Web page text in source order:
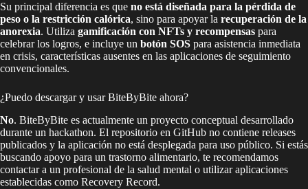
Su principal diferencia es que no está diseñada para la pérdida de
peso o la restricción calórica, sino para apoyar la recuperación de la
anorexia. Utiliza gamificación con NFTs y recompensas para
celebrar los logros, e incluye un botón SOS para asistencia inmediata
en crisis, características ausentes en las aplicaciones de seguimiento
convencionales.
¿Puedo descargar y usar BiteByBite ahora?
No. BiteByBite es actualmente un proyecto conceptual desarrollado
durante un hackathon. El repositorio en GitHub no contiene releases
publicados y la aplicación no está desplegada para uso público. Si estás
buscando apoyo para un trastorno alimentario, te recomendamos
contactar a un profesional de la salud mental o utilizar aplicaciones
establecidas como Recovery Record.